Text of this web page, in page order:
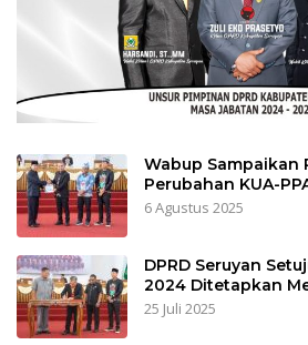
Wabup Sampaikan
Perubahan KUA-
6 Agustus 2025
DPRD Seruyan
2024 Ditetapkan
25 Juli 2025